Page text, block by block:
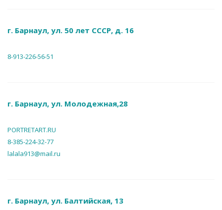
г. Барнаул, ул. 50 лет СССР, д. 16
8-913-226-56-51
г. Барнаул, ул. Молодежная,28
PORTRETART.RU
8-385-224-32-77
lalala913@mail.ru
г. Барнаул, ул. Балтийская, 13